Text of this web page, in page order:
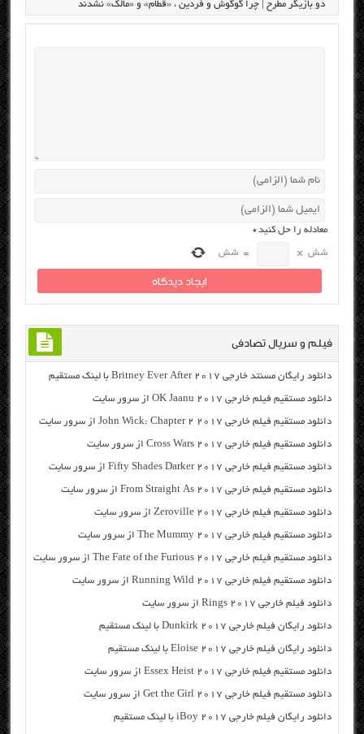
دو بازیگر مطرح | چرا گوگوش و فردین ، «قطام» و «مالک» نشدند
معادله را حل کنید*
شش ×
= شش
فیلم و سریال تصادفی
دانلود رایگان مسنتد خارجی Britney Ever After 2017 با لینک مستقیم
دانلود مستقیم فیلم خارجی OK Jaanu 2017 از سرور سایت
دانلود مستقیم فیلم خارجی John Wick: Chapter 2 2017 از سرور سایت
دانلود مستقیم فیلم خارجی Cross Wars 2017 از سرور سایت
دانلود مستقیم فیلم خارجی Fifty Shades Darker 2017 از سرور سایت
دانلود مستقیم فیلم خارجی From Straight As 2017 از سرور سایت
دانلود مستقیم فیلم خارجی Zeroville 2017 از سرور سایت
دانلود مستقیم فیلم خارجی The Mummy 2017 از سرور سایت
دانلود مستقیم فیلم خارجی The Fate of the Furious 2017 از سرور سایت
دانلود مستقیم فیلم خارجی Running Wild 2017 از سرور سایت
دانلود فیلم خارجی Rings 2017 از سرور سایت
دانلود رایگان فیلم خارجی Dunkirk 2017 با لینک مستقیم
دانلود رایگان فیلم خارجی Eloise 2017 با لینک مستقیم
دانلود مستقیم فیلم خارجی Essex Heist 2017 از سرور سایت
دانلود مستقیم فیلم خارجی Get the Girl 2017 از سرور سایت
دانلود رایگان فیلم خارجی iBoy 2017 با لینک مستقیم